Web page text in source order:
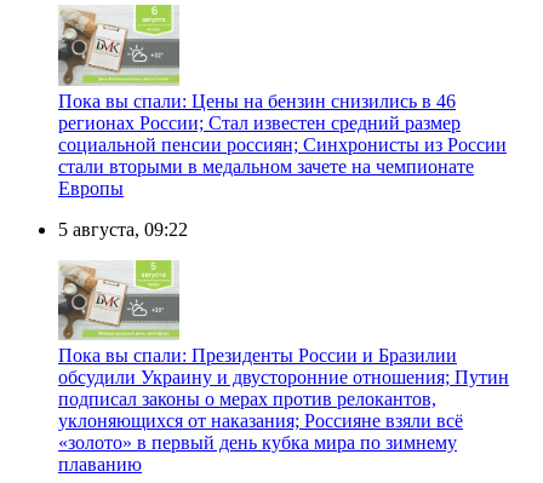
Пока вы спали: Цены на бензин снизились в 46
регионах России; Стал известен средний размер
социальной пенсии россиян; Синхронисты из России
стали вторыми в медальном зачете на чемпионате
Европы
5 августа, 09:22
Пока вы спали: Президенты России и Бразилии
обсудили Украину и двусторонние отношения; Путин
подписал законы о мерах против релокантов,
уклоняющихся от наказания; Россияне взяли всё
«золото» в первый день кубка мира по зимнему
плаванию